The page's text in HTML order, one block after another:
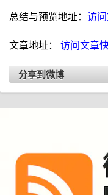
总结与预览地址： 访
文章地址： 访问文章
分享到微博